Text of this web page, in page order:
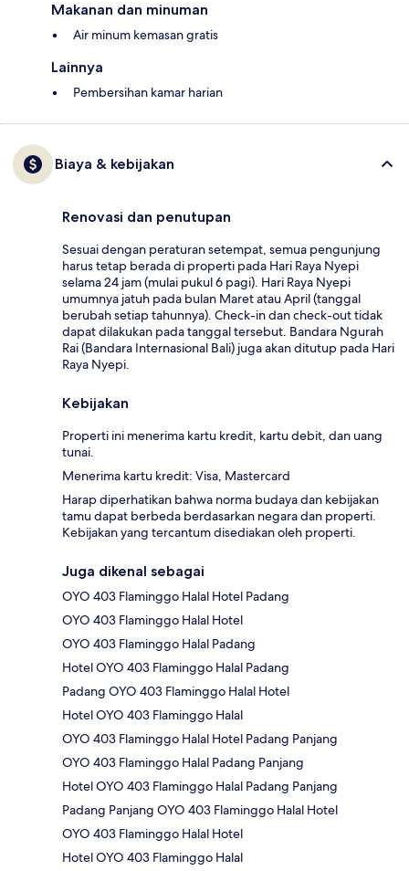
Makanan dan minuman
Air minum kemasan gratis
Lainnya
Pembersihan kamar harian
Biaya & kebijakan
Renovasi dan penutupan
Sesuai dengan peraturan setempat, semua pengunjung
harus tetap berada di properti pada Hari Raya Nyepi
selama 24 jam (mulai pukul 6 pagi). Hari Raya Nyepi
umumnya jatuh pada bulan Maret atau April (tanggal
berubah setiap tahunnya). Check-in dan check-out tidak
dapat dilakukan pada tanggal tersebut. Bandara Ngurah
Rai (Bandara Internasional Bali) juga akan ditutup pada Hari
Raya Nyepi.
Kebijakan
Properti ini menerima kartu kredit, kartu debit, dan uang
tunai.
Menerima kartu kredit: Visa, Mastercard
Harap diperhatikan bahwa norma budaya dan kebijakan
tamu dapat berbeda berdasarkan negara dan properti.
Kebijakan yang tercantum disediakan oleh properti.
Juga dikenal sebagai
OYO 403 Flaminggo Halal Hotel Padang
OYO 403 Flaminggo Halal Hotel
OYO 403 Flaminggo Halal Padang
Hotel OYO 403 Flaminggo Halal Padang
Padang OYO 403 Flaminggo Halal Hotel
Hotel OYO 403 Flaminggo Halal
OYO 403 Flaminggo Halal Hotel Padang Panjang
OYO 403 Flaminggo Halal Padang Panjang
Hotel OYO 403 Flaminggo Halal Padang Panjang
Padang Panjang OYO 403 Flaminggo Halal Hotel
OYO 403 Flaminggo Halal Hotel
Hotel OYO 403 Flaminggo Halal